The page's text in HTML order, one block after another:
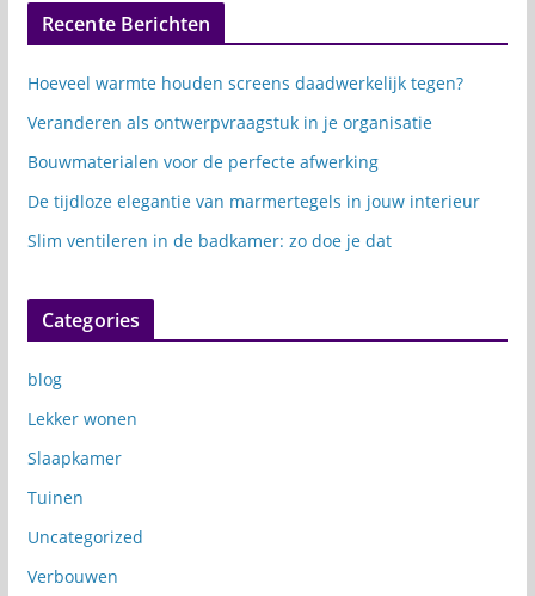
Recente Berichten
Hoeveel warmte houden screens daadwerkelijk tegen?
Veranderen als ontwerpvraagstuk in je organisatie
Bouwmaterialen voor de perfecte afwerking
De tijdloze elegantie van marmertegels in jouw interieur
Slim ventileren in de badkamer: zo doe je dat
Categories
blog
Lekker wonen
Slaapkamer
Tuinen
Uncategorized
Verbouwen